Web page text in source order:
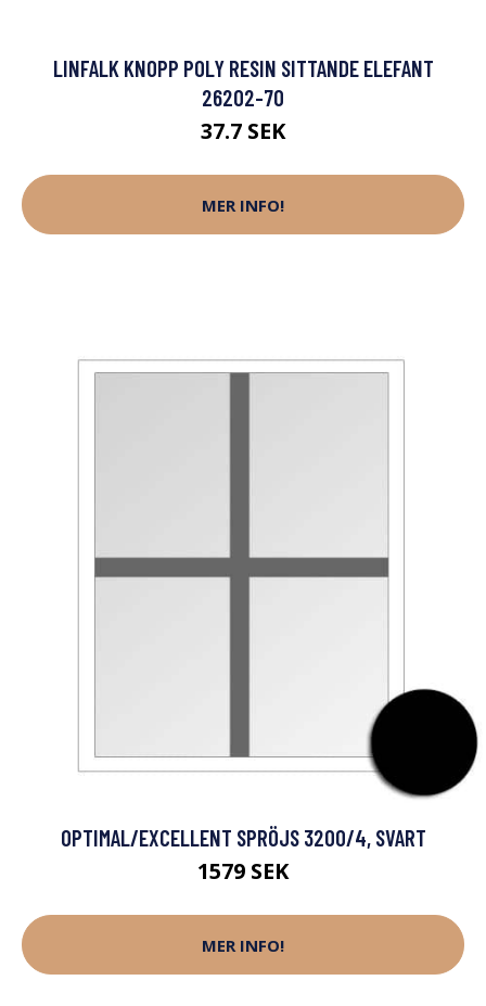
LINFALK KNOPP POLY RESIN SITTANDE ELEFANT
26202-70
37.7 SEK
MER INFO!
OPTIMAL/EXCELLENT SPRÖJS 3200/4, SVART
1579 SEK
MER INFO!